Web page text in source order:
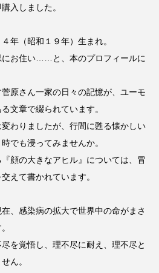
あなたが眠る間
おのまとぺ
ゃ おいしい絵本
らせ
入しました。
年（昭和１９年）生まれ。
にお住い……と、本のプロフィールに
原さん一家の日々の記憶が、ユーモ
文章で綴られています。
わりましたが、行間に甦る懐かしい
でも浸ってみませんか。
顔の大きなアヒル』については、冒
えて書かれています。
、感染病の拡大で世界中の命がまさ
を覚悟し、理不尽に耐え、理不尽と
ん。